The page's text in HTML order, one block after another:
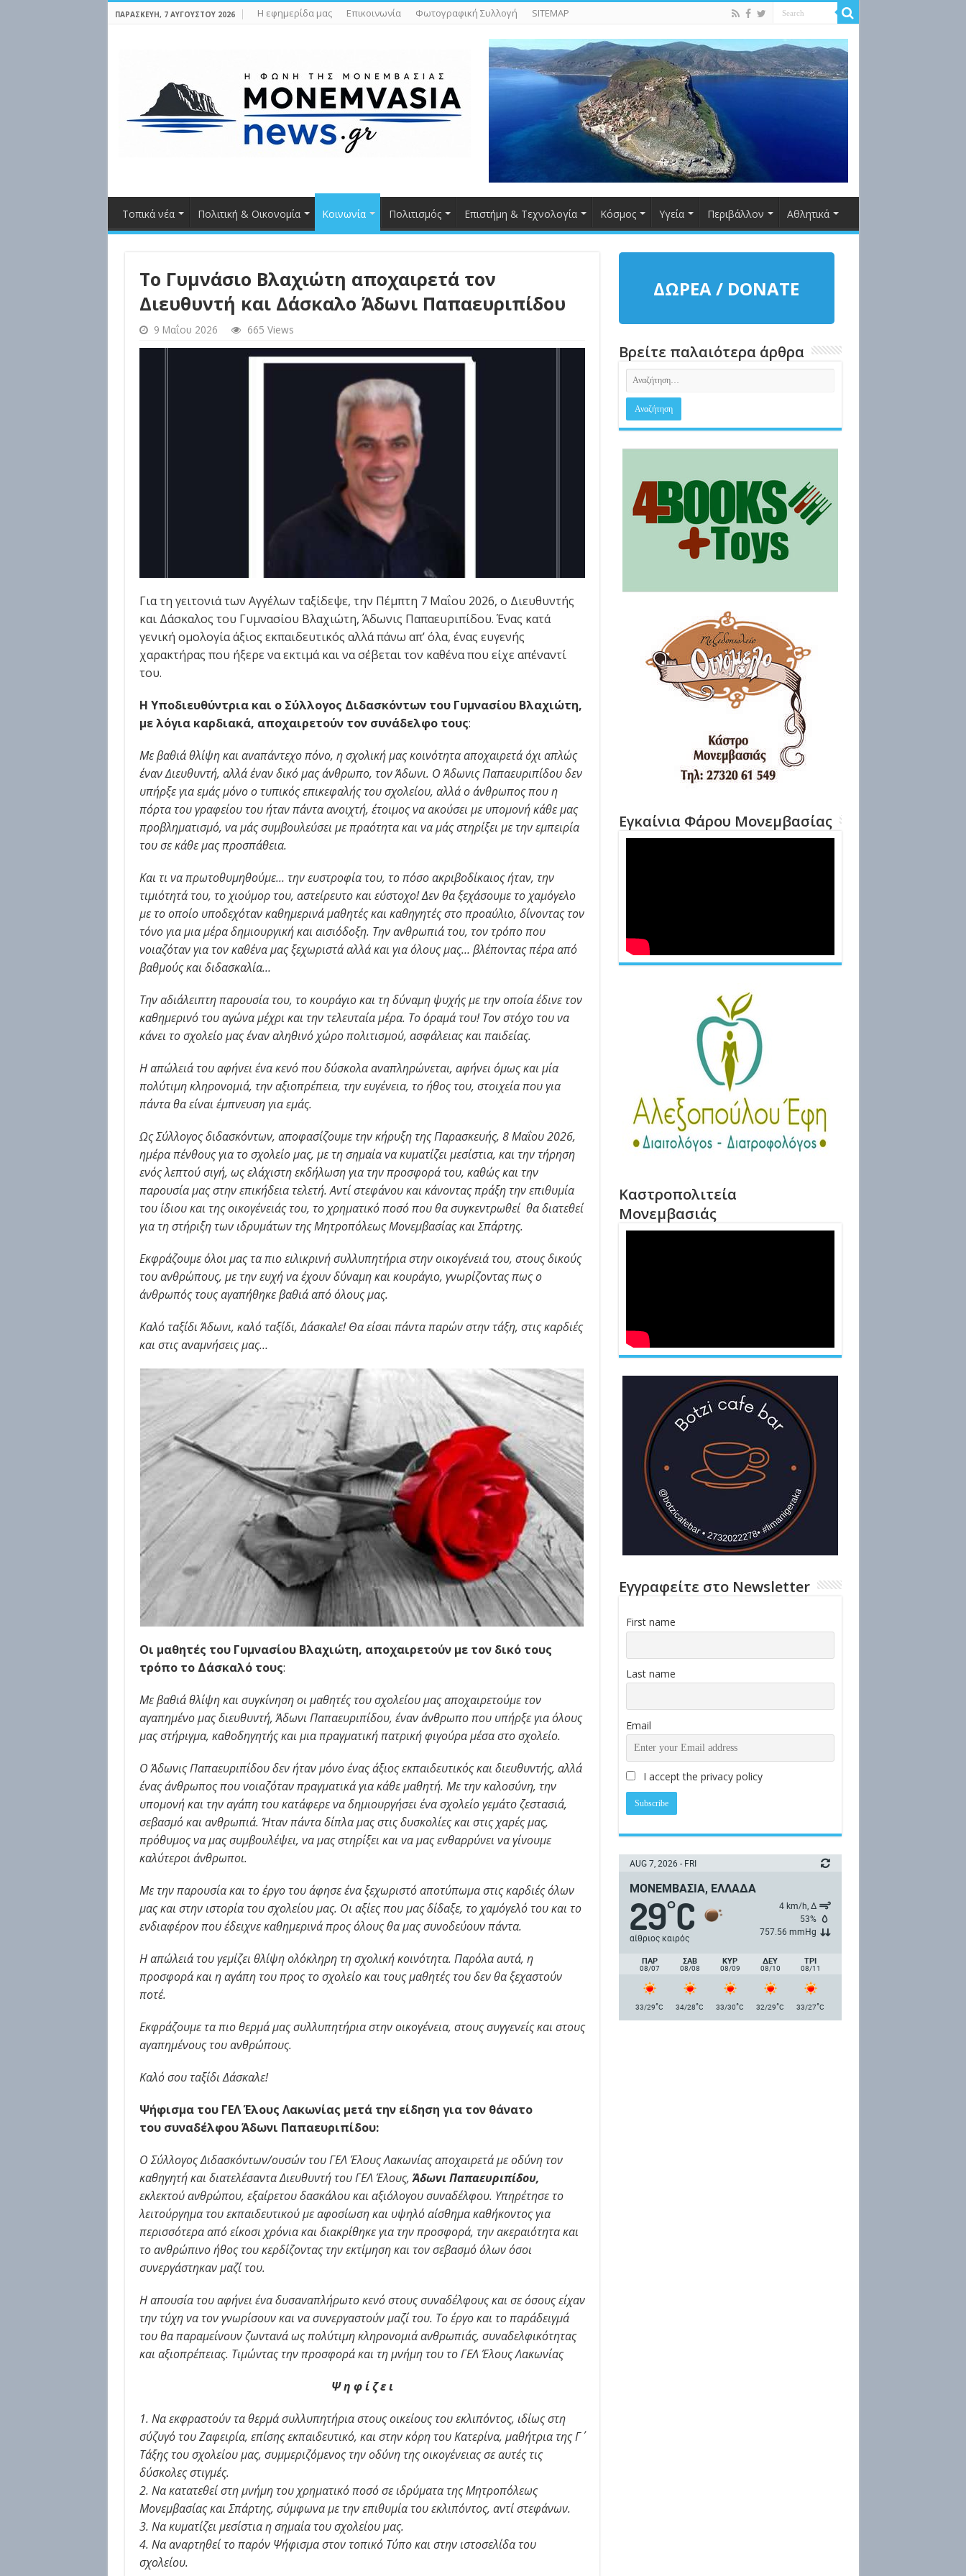
ΠΑΡΑΣΚΕΥΉ, 7 ΑΥΓΟΎΣΤΟΥ 2026 Η εφημερίδα μας Επικοινωνία Φωτογραφική Συλλογή SITEMAP
Τοπικά νέα Πολιτική & Οικονομία Κοινωνία Πολιτισμός Επιστήμη & Τεχνολογία Κόσμος Υγεία Περιβάλλον Αθλητικά
Το Γυμνάσιο Βλαχιώτη αποχαιρετά τον
Διευθυντή και Δάσκαλο Άδωνι Παπαευριπίδου
9 Μαΐου 2026 665 Views
Για τη γειτονιά των Αγγέλων ταξίδεψε, την Πέμπτη 7 Μαΐου 2026, ο Διευθυντής
και Δάσκαλος του Γυμνασίου Βλαχιώτη, Άδωνις Παπαευριπίδου. Ένας κατά
γενική ομολογία άξιος εκπαιδευτικός αλλά πάνω απ’ όλα, ένας ευγενής
χαρακτήρας που ήξερε να εκτιμά και να σέβεται τον καθένα που είχε απέναντί
του.
Η Υποδιευθύντρια και ο Σύλλογος Διδασκόντων του Γυμνασίου Βλαχιώτη,
με λόγια καρδιακά, αποχαιρετούν τον συνάδελφο τους:
Με βαθιά θλίψη και αναπάντεχο πόνο, η σχολική μας κοινότητα αποχαιρετά όχι απλώς
έναν Διευθυντή, αλλά έναν δικό μας άνθρωπο, τον Άδωνι. Ο Άδωνις Παπαευριπίδου δεν
υπήρξε για εμάς μόνο ο τυπικός επικεφαλής του σχολείου, αλλά ο άνθρωπος που η
πόρτα του γραφείου του ήταν πάντα ανοιχτή, έτοιμος να ακούσει με υπομονή κάθε μας
προβληματισμό, να μάς συμβουλεύσει με πραότητα και να μάς στηρίξει με την εμπειρία
του σε κάθε μας προσπάθεια.
Και τι να πρωτοθυμηθούμε… την ευστροφία του, το πόσο ακριβοδίκαιος ήταν, την
τιμιότητά του, το χιούμορ του, αστείρευτο και εύστοχο! Δεν θα ξεχάσουμε το χαμόγελο
με το οποίο υποδεχόταν καθημερινά μαθητές και καθηγητές στο προαύλιο, δίνοντας τον
τόνο για μια μέρα δημιουργική και αισιόδοξη. Την ανθρωπιά του, τον τρόπο που
νοιαζόταν για τον καθένα μας ξεχωριστά αλλά και για όλους μας… βλέποντας πέρα από
βαθμούς και διδασκαλία…
Την αδιάλειπτη παρουσία του, το κουράγιο και τη δύναμη ψυχής με την οποία έδινε τον
καθημερινό του αγώνα μέχρι και την τελευταία μέρα. Το όραμά του! Τον στόχο του να
κάνει το σχολείο μας έναν αληθινό χώρο πολιτισμού, ασφάλειας και παιδείας.
Η απώλειά του αφήνει ένα κενό που δύσκολα αναπληρώνεται, αφήνει όμως και μία
πολύτιμη κληρονομιά, την αξιοπρέπεια, την ευγένεια, το ήθος του, στοιχεία που για
πάντα θα είναι έμπνευση για εμάς.
Ως Σύλλογος διδασκόντων, αποφασίζουμε την κήρυξη της Παρασκευής, 8 Μαΐου 2026,
ημέρα πένθους για το σχολείο μας, με τη σημαία να κυματίζει μεσίστια, και την τήρηση
ενός λεπτού σιγή, ως ελάχιστη εκδήλωση για την προσφορά του, καθώς και την
παρουσία μας στην επικήδεια τελετή. Αντί στεφάνου και κάνοντας πράξη την επιθυμία
του ίδιου και της οικογένειάς του, το χρηματικό ποσό που θα συγκεντρωθεί θα διατεθεί
για τη στήριξη των ιδρυμάτων της Μητροπόλεως Μονεμβασίας και Σπάρτης.
Εκφράζουμε όλοι μας τα πιο ειλικρινή συλλυπητήρια στην οικογένειά του, στους δικούς
του ανθρώπους, με την ευχή να έχουν δύναμη και κουράγιο, γνωρίζοντας πως ο
άνθρωπός τους αγαπήθηκε βαθιά από όλους μας.
Καλό ταξίδι Άδωνι, καλό ταξίδι, Δάσκαλε! Θα είσαι πάντα παρών στην τάξη, στις καρδιές
και στις αναμνήσεις μας…
Οι μαθητές του Γυμνασίου Βλαχιώτη, αποχαιρετούν με τον δικό τους
τρόπο το Δάσκαλό τους:
Με βαθιά θλίψη και συγκίνηση οι μαθητές του σχολείου μας αποχαιρετούμε τον
αγαπημένο μας διευθυντή, Άδωνι Παπαευριπίδου, έναν άνθρωπο που υπήρξε για όλους
μας στήριγμα, καθοδηγητής και μια πραγματική πατρική φιγούρα μέσα στο σχολείο.
Ο Άδωνις Παπαευριπίδου δεν ήταν μόνο ένας άξιος εκπαιδευτικός και διευθυντής, αλλά
ένας άνθρωπος που νοιαζόταν πραγματικά για κάθε μαθητή. Με την καλοσύνη, την
υπομονή και την αγάπη του κατάφερε να δημιουργήσει ένα σχολείο γεμάτο ζεστασιά,
σεβασμό και ανθρωπιά. Ήταν πάντα δίπλα μας στις δυσκολίες και στις χαρές μας,
πρόθυμος να μας συμβουλέψει, να μας στηρίξει και να μας ενθαρρύνει να γίνουμε
καλύτεροι άνθρωποι.
Με την παρουσία και το έργο του άφησε ένα ξεχωριστό αποτύπωμα στις καρδιές όλων
μας και στην ιστορία του σχολείου μας. Οι αξίες που μας δίδαξε, το χαμόγελό του και το
ενδιαφέρον που έδειχνε καθημερινά προς όλους θα μας συνοδεύουν πάντα.
Η απώλειά του γεμίζει θλίψη ολόκληρη τη σχολική κοινότητα. Παρόλα αυτά, η
προσφορά και η αγάπη του προς το σχολείο και τους μαθητές του δεν θα ξεχαστούν
ποτέ.
Εκφράζουμε τα πιο θερμά μας συλλυπητήρια στην οικογένεια, στους συγγενείς και στους
αγαπημένους του ανθρώπους.
Καλό σου ταξίδι Δάσκαλε!
Ψήφισμα του ΓΕΛ Έλους Λακωνίας μετά την είδηση για τον θάνατο
του συναδέλφου Άδωνι Παπαευριπίδου:
Ο Σύλλογος Διδασκόντων/ουσών του ΓΕΛ Έλους Λακωνίας αποχαιρετά με οδύνη τον
καθηγητή και διατελέσαντα Διευθυντή του ΓΕΛ Έλους,Άδωνι Παπαευριπίδου,
εκλεκτού ανθρώπου, εξαίρετου δασκάλου και αξιόλογου συναδέλφου. Υπηρέτησε το
λειτούργημα του εκπαιδευτικού με αφοσίωση και υψηλό αίσθημα καθήκοντος για
περισσότερα από είκοσι χρόνια και διακρίθηκε για την προσφορά, την ακεραιότητα και
το ανθρώπινο ήθος του κερδίζοντας την εκτίμηση και τον σεβασμό όλων όσοι
συνεργάστηκαν μαζί του.
Η απουσία του αφήνει ένα δυσαναπλήρωτο κενό στους συναδέλφους και σε όσους είχαν
την τύχη να τον γνωρίσουν και να συνεργαστούν μαζί του. Το έργο και το παράδειγμά
του θα παραμείνουν ζωντανά ως πολύτιμη κληρονομιά ανθρωπιάς, συναδελφικότητας
και αξιοπρέπειας. Τιμώντας την προσφορά και τη μνήμη του το ΓΕΛ Έλους Λακωνίας
Ψ η φ ί ζ ε ι
1. Να εκφραστούν τα θερμά συλλυπητήρια στους οικείους του εκλιπόντος, ιδίως στη
σύζυγό του Ζαφειρία, επίσης εκπαιδευτικό, και στην κόρη του Κατερίνα, μαθήτρια της Γ΄
Τάξης του σχολείου μας, συμμεριζόμενος την οδύνη της οικογένειας σε αυτές τις
δύσκολες στιγμές.
2. Να κατατεθεί στη μνήμη του χρηματικό ποσό σε ιδρύματα της Μητροπόλεως
Μονεμβασίας και Σπάρτης, σύμφωνα με την επιθυμία του εκλιπόντος, αντί στεφάνων.
3. Να κυματίζει μεσίστια η σημαία του σχολείου μας.
4. Να αναρτηθεί το παρόν Ψήφισμα στον τοπικό Τύπο και στην ιστοσελίδα του
σχολείου.
ΔΩΡΕΑ / DONATE
Βρείτε παλαιότερα άρθρα
Εγκαίνια Φάρου Μονεμβασίας
Καστροπολιτεία
Μονεμβασιάς
Εγγραφείτε στο Newsletter
First name
Last name
Email
I accept the privacy policy
AUG 7, 2026 - FRI
ΜΟΝΕΜΒΑΣΙΆ, ΕΛΛΆΔΑ
29°C
αίθριος καιρός
4 km/h, Δ
53%
757.56 mmHg
ΠΑΡ
08/07
ΣΑΒ
08/08
ΚΥΡ
08/09
ΔΕΥ
08/10
ΤΡΙ
08/11
33/29°C 34/28°C 33/30°C 32/29°C 33/27°C